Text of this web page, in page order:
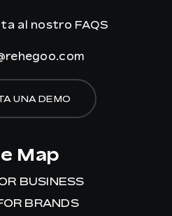
al nostro FAQS
UNA DEMO
Map
BUSINESS
BRANDS